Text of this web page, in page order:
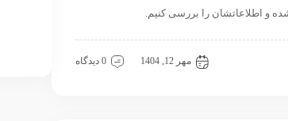
و اطلاعاتشان را بررسی کنیم.
مهر 12, 1404 0 دیدگاه